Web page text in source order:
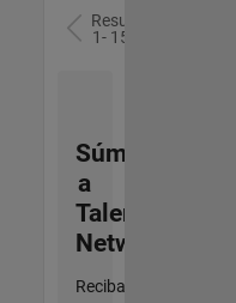
Resultados
1- 15 de
Súmese
a
Talent
Network
Reciba